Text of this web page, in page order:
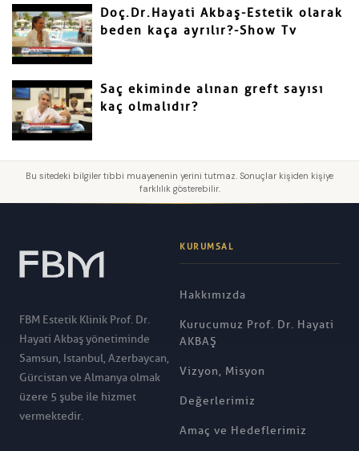
Doç.Dr.Hayati Akbaş-Estetik olarak
beden kaça ayrılır?-Show Tv
Saç ekiminde alınan greft sayısı
kaç olmalıdır?
Bu sitedeki bilgiler tıbbi muayenenin yerini tutmaz. Sonuçlar kişiden kişiye
farklılık gösterebilir.
FBM Estetik Klinik Prof. Dr.
Hayati Akbaş yönetiminde
Samsun, Istanbul, Azerbaycan,
Gürcistan ve Almanya olmak
üzere 5 şube ile hizmet
vermektedir.
KURUMSAL
Hakkımızda
Kurucumuz Prof. Dr. Hayati
AKBAŞ
Vizyon, Misyon
Değerlerimiz
Amaç ve Hedeflerimiz